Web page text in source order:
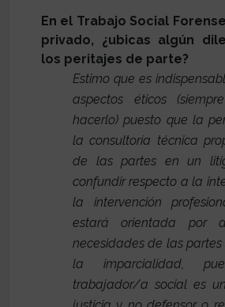
En el Trabajo Social
privado, ¿ubicas algún
los peritajes de parte?
Estimo que es
aspectos éticos
hacerlo) puesto que la
la consultoría técnica
de las partes en un
confundir respecto a la
la intervención
estará orientada por
necesidades de las
la imparcialidad,
trabajador/a social es